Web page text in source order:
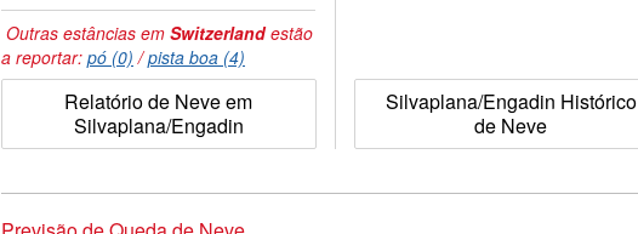
Outras estâncias em Switzerlandestão
a reportar: pó (0) /pista boa (4)
Relatório de Neve em
Silvaplana/Engadin
Silvaplana/Engadin Histórico
de Neve